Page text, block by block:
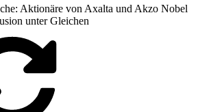
Aktionäre von Axalta und Akzo Nobel
unter Gleichen